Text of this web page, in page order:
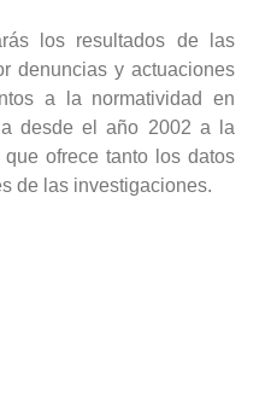
los resultados de las
denuncias y actuaciones
a la normatividad en
desde el año 2002 a la
ofrece tanto los datos
de las investigaciones.